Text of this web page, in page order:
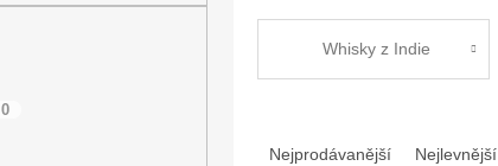
0
Whisky z Indie
Nejprodávanější Nejlevnější